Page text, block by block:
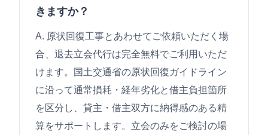
きますか？
A. 原状回復工事とあわせてご依頼いただく場
合、退去立会代行は完全無料でご利用いただ
けます。国土交通省の原状回復ガイドライン
に沿って通常損耗・経年劣化と借主負担箇所
を区分し、貸主・借主双方に納得感のある精
算をサポートします。立会のみをご検討の場